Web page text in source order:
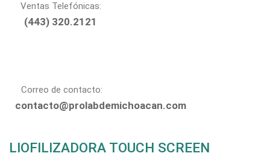
Ventas Telefónicas:
(443) 320.2121
Correo de contacto:
contacto@prolabdemichoacan.com
LIOFILIZADORA TOUCH SCREEN